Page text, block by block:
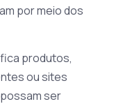
por meio dos
produtos,
ou sites
ser